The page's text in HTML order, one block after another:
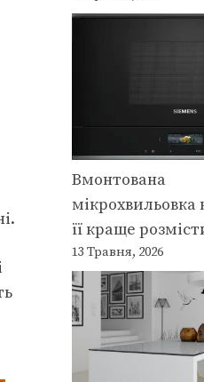
Вмонтована
мікрохвильовка
її краще
13 Травня, 2026